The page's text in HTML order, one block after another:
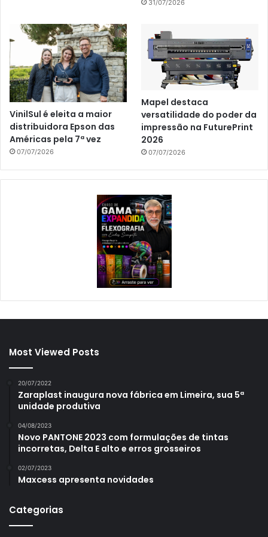
31/07/2026
VinilSul é eleita a maior
distribuidora Epson das
Américas pela 7ª vez
07/07/2026
Mapel destaca
versatilidade do poder da
impressão na FuturePrint
2026
07/07/2026
Most Viewed Posts
20/07/2022
Zaraplast inaugura nova fábrica em Limeira, sua 5ª
unidade produtiva
04/08/2023
Novo PANTONE 2023 com formulações de tintas
incorretas, Delta E alto e erros grosseiros
02/07/2023
Maxcess apresenta novidades
Categorias